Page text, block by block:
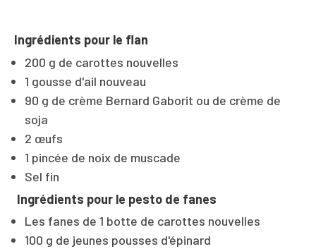
Ingrédients pour le flan
200 g de carottes nouvelles
1 gousse d'ail nouveau
90 g de crème Bernard Gaborit ou de crème de
soja
2 œufs
1 pincée de noix de muscade
Sel fin
Ingrédients pour le pesto de fanes
Les fanes de 1 botte de carottes nouvelles
100 g de jeunes pousses d'épinard